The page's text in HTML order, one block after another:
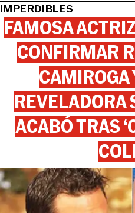
IMPERDIBLES
FAMOSA
CONFIRMAR
CAMIROGA
REVELADORA
ACABÓ TRAS